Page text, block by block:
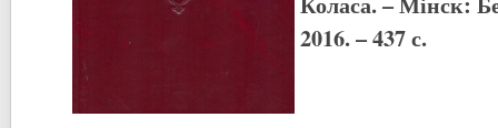
2016. – 437 с.